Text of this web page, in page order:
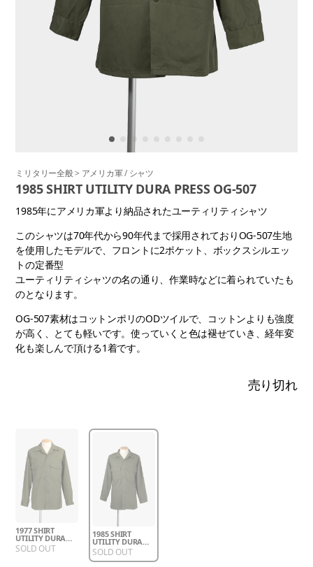
ミリタリー全般> アメリカ軍/ シャツ
1985 SHIRT UTILITY DURA PRESS OG-507
1985年にアメリカ軍より納品されたユーティリティシャツ
このシャツは70年代から90年代まで採用されておりOG-507生地
を使用したモデルで、フロントに2ポケット、ボックスシルエッ
トの定番型
ユーティリティシャツの名の通り、作業時などに着られていたも
のとなります。
OG-507素材はコットンポリのODツイルで、コットンよりも強度
が高く、とても軽いです。使っていくと色は褪せていき、経年変
化も楽しんで頂ける1着です。
売り切れ
1977 SHIRT
UTILITY DURA
PRESS OG-507
SOLD OUT
1985 SHIRT
UTILITY DURA
PRESS OG-507
SOLD OUT